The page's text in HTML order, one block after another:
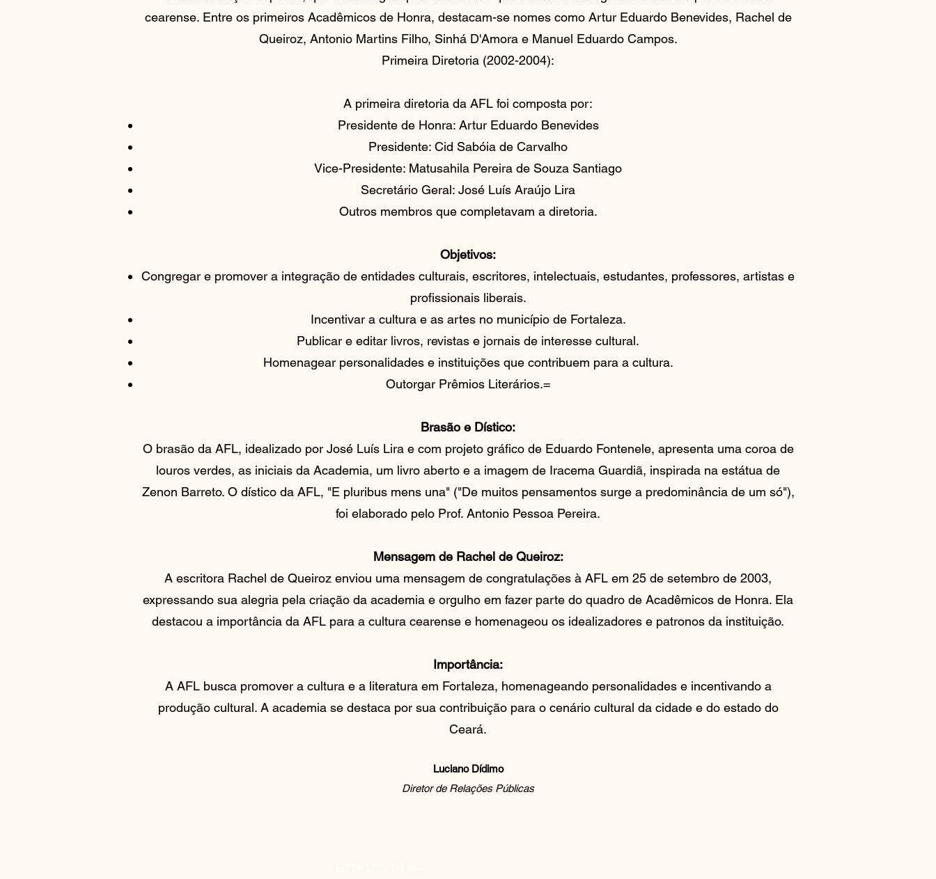
cearense. Entre os primeiros Acadêmicos de Honra, destacam-se nomes como Artur Eduardo Benevides, Rachel de
Queiroz, Antonio Martins Filho, Sinhá D'Amora e Manuel Eduardo Campos.
Primeira Diretoria (2002-2004):
A primeira diretoria da AFL foi composta por:
Presidente de Honra: Artur Eduardo Benevides
Presidente: Cid Sabóia de Carvalho
Vice-Presidente: Matusahila Pereira de Souza Santiago
Secretário Geral: José Luís Araújo Lira
Outros membros que completavam a diretoria.
Objetivos:
Congregar e promover a integração de entidades culturais, escritores, intelectuais, estudantes, professores, artistas e
profissionais liberais.
Incentivar a cultura e as artes no município de Fortaleza.
Publicar e editar livros, revistas e jornais de interesse cultural.
Homenagear personalidades e instituições que contribuem para a cultura.
Outorgar Prêmios Literários.=
Brasão e Dístico:
O brasão da AFL, idealizado por José Luís Lira e com projeto gráfico de Eduardo Fontenele, apresenta uma coroa de
louros verdes, as iniciais da Academia, um livro aberto e a imagem de Iracema Guardiã, inspirada na estátua de
Zenon Barreto. O dístico da AFL, "E pluribus mens una" ("De muitos pensamentos surge a predominância de um só"),
foi elaborado pelo Prof. Antonio Pessoa Pereira.
Mensagem de Rachel de Queiroz:
A escritora Rachel de Queiroz enviou uma mensagem de congratulações à AFL em 25 de setembro de 2003,
expressando sua alegria pela criação da academia e orgulho em fazer parte do quadro de Acadêmicos de Honra. Ela
destacou a importância da AFL para a cultura cearense e homenageou os idealizadores e patronos da instituição.
Importância:
A AFL busca promover a cultura e a literatura em Fortaleza, homenageando personalidades e incentivando a
produção cultural. A academia se destaca por sua contribuição para o cenário cultural da cidade e do estado do
Ceará.
Luciano Dídimo
Diretor de Relações Públicas